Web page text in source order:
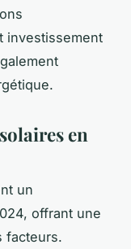
investissement
en
un
offrant une
facteurs.